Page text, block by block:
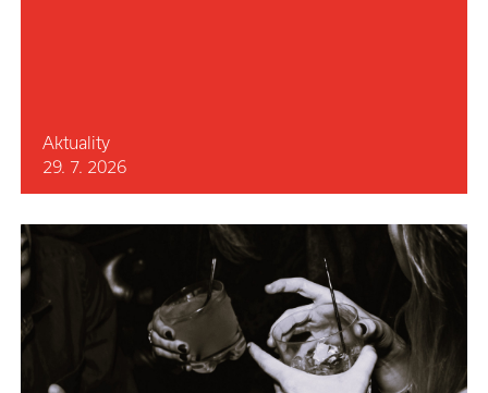
Aktuality
29. 7. 2026